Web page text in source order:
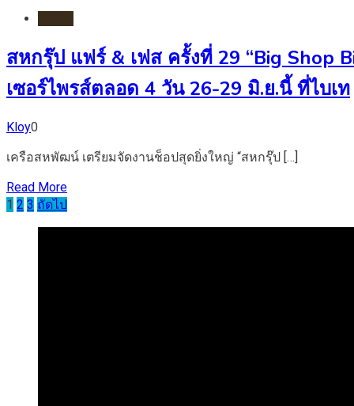
สหกรุ๊ป แฟร์ & เฟส ครั้งที่ 29 “Big Shop
เซอร์ไพรส์ตลอด 4 วัน 26-29 มิ.ย.นี้ ที่ไบเท
Kloy0
เครือสหพัฒน์ เตรียมจัดงานช็อปสุดยิ่งใหญ่ “สหกรุ๊ป […]
Read More
Posts
pagination
1 2 3 ถัดไป